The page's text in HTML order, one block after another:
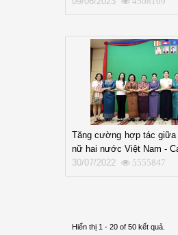
Tăng cường hợp tác
nữ hai nước Việt Nam -
30/07/2022
5555847
Hiển thị 1 - 20 of 50 kết quả.